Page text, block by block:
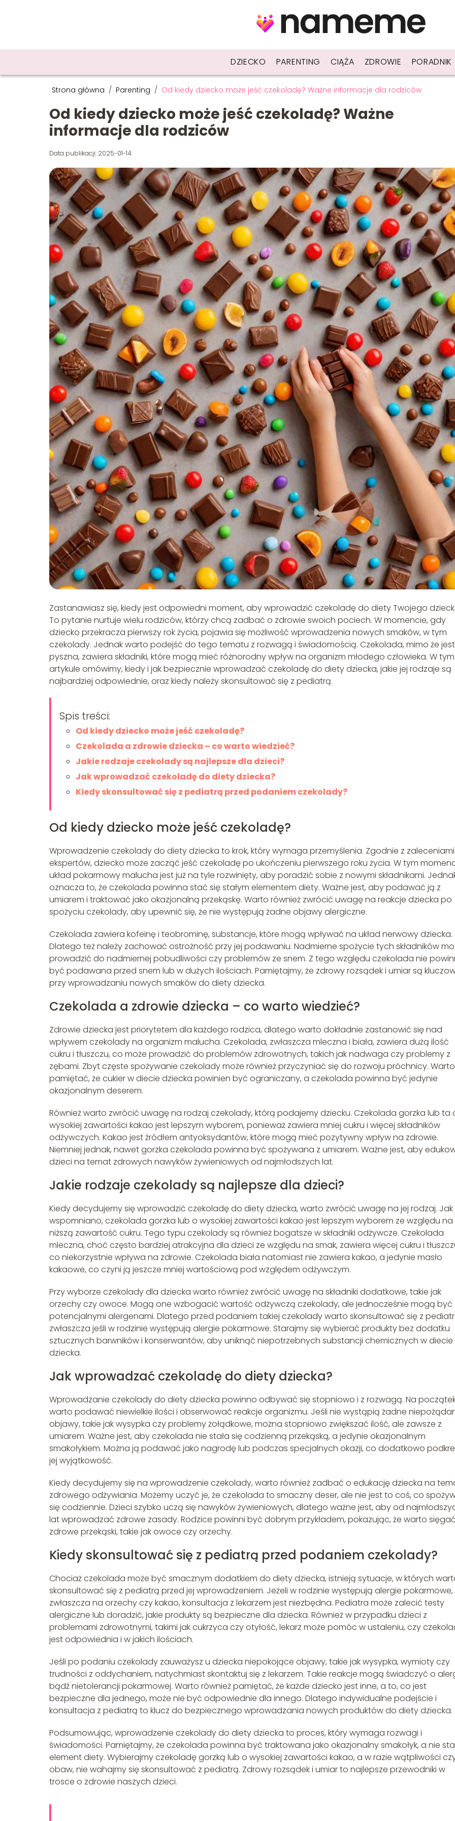
DZIECKO PARENTING CIĄŻA ZDROWIE PORADNIK
Strona główna / Parenting / Od kiedy dziecko może jeść czekoladę? Ważne informacje dla rodziców
Od kiedy dziecko może jeść czekoladę? Ważne
informacje dla rodziców
Data publikacji: 2025-01-14
Zastanawiasz się, kiedy jest odpowiedni moment, aby wprowadzić czekoladę do diety Twojego
To pytanie nurtuje wielu rodziców, którzy chcą zadbać o zdrowie swoich pociech. W momencie, gdy
dziecko przekracza pierwszy rok życia, pojawia się możliwość wprowadzenia nowych smaków, w tym
czekolady. Jednak warto podejść do tego tematu z rozwagą i świadomością. Czekolada, mimo że jest
pyszna, zawiera składniki, które mogą mieć różnorodny wpływ na organizm młodego człowieka. W tym
artykule omówimy, kiedy i jak bezpiecznie wprowadzać czekoladę do diety dziecka, jakie jej rodzaje są
najbardziej odpowiednie, oraz kiedy należy skonsultować się z pediatrą.
Spis treści:
Od kiedy dziecko może jeść czekoladę?
Czekolada a zdrowie dziecka – co warto wiedzieć?
Jakie rodzaje czekolady są najlepsze dla dzieci?
Jak wprowadzać czekoladę do diety dziecka?
Kiedy skonsultować się z pediatrą przed podaniem czekolady?
Od kiedy dziecko może jeść czekoladę?
Wprowadzenie czekolady do diety dziecka to krok, który wymaga przemyślenia. Zgodnie z zaleceniami
ekspertów, dziecko może zacząć jeść czekoladę po ukończeniu pierwszego roku życia. W tym
układ pokarmowy malucha jest już na tyle rozwinięty, aby poradzić sobie z nowymi składnikami.
oznacza to, że czekolada powinna stać się stałym elementem diety. Ważne jest, aby podawać ją z
umiarem i traktować jako okazjonalną przekąskę. Warto również zwrócić uwagę na reakcje dziecka po
spożyciu czekolady, aby upewnić się, że nie występują żadne objawy alergiczne.
Czekolada zawiera kofeinę i teobrominę, substancje, które mogą wpływać na układ nerwowy dziecka.
Dlatego też należy zachować ostrożność przy jej podawaniu. Nadmierne spożycie tych składników
prowadzić do nadmiernej pobudliwości czy problemów ze snem. Z tego względu czekolada nie
być podawana przed snem lub w dużych ilościach. Pamiętajmy, że zdrowy rozsądek i umiar są
przy wprowadzaniu nowych smaków do diety dziecka.
Czekolada a zdrowie dziecka – co warto wiedzieć?
Zdrowie dziecka jest priorytetem dla każdego rodzica, dlatego warto dokładnie zastanowić się nad
wpływem czekolady na organizm malucha. Czekolada, zwłaszcza mleczna i biała, zawiera dużą ilość
cukru i tłuszczu, co może prowadzić do problemów zdrowotnych, takich jak nadwaga czy problemy z
zębami. Zbyt częste spożywanie czekolady może również przyczyniać się do rozwoju próchnicy. Warto
pamiętać, że cukier w diecie dziecka powinien być ograniczany, a czekolada powinna być jedynie
okazjonalnym deserem.
Również warto zwrócić uwagę na rodzaj czekolady, którą podajemy dziecku. Czekolada gorzka lub ta
wysokiej zawartości kakao jest lepszym wyborem, ponieważ zawiera mniej cukru i więcej składników
odżywczych. Kakao jest źródłem antyoksydantów, które mogą mieć pozytywny wpływ na zdrowie.
Niemniej jednak, nawet gorzka czekolada powinna być spożywana z umiarem. Ważne jest, aby
dzieci na temat zdrowych nawyków żywieniowych od najmłodszych lat.
Jakie rodzaje czekolady są najlepsze dla dzieci?
Kiedy decydujemy się wprowadzić czekoladę do diety dziecka, warto zwrócić uwagę na jej rodzaj. Jak
wspomniano, czekolada gorzka lub o wysokiej zawartości kakao jest lepszym wyborem ze względu na
niższą zawartość cukru. Tego typu czekolady są również bogatsze w składniki odżywcze. Czekolada
mleczna, choć często bardziej atrakcyjna dla dzieci ze względu na smak, zawiera więcej cukru i
co niekorzystnie wpływa na zdrowie. Czekolada biała natomiast nie zawiera kakao, a jedynie masło
kakaowe, co czyni ją jeszcze mniej wartościową pod względem odżywczym.
Przy wyborze czekolady dla dziecka warto również zwrócić uwagę na składniki dodatkowe, takie jak
orzechy czy owoce. Mogą one wzbogacić wartość odżywczą czekolady, ale jednocześnie mogą być
potencjalnymi alergenami. Dlatego przed podaniem takiej czekolady warto skonsultować się z
zwłaszcza jeśli w rodzinie występują alergie pokarmowe. Starajmy się wybierać produkty bez dodatku
sztucznych barwników i konserwantów, aby uniknąć niepotrzebnych substancji chemicznych w diecie
dziecka.
Jak wprowadzać czekoladę do diety dziecka?
Wprowadzanie czekolady do diety dziecka powinno odbywać się stopniowo i z rozwagą. Na
warto podawać niewielkie ilości i obserwować reakcje organizmu. Jeśli nie wystąpią żadne
objawy, takie jak wysypka czy problemy żołądkowe, można stopniowo zwiększać ilość, ale zawsze z
umiarem. Ważne jest, aby czekolada nie stała się codzienną przekąską, a jedynie okazjonalnym
smakołykiem. Można ją podawać jako nagrodę lub podczas specjalnych okazji, co dodatkowo
jej wyjątkowość.
Kiedy decydujemy się na wprowadzenie czekolady, warto również zadbać o edukację dziecka na
zdrowego odżywiania. Możemy uczyć je, że czekolada to smaczny deser, ale nie jest to coś, co
się codziennie. Dzieci szybko uczą się nawyków żywieniowych, dlatego ważne jest, aby od
lat wprowadzać zdrowe zasady. Rodzice powinni być dobrym przykładem, pokazując, że warto
zdrowe przekąski, takie jak owoce czy orzechy.
Kiedy skonsultować się z pediatrą przed podaniem czekolady?
Chociaż czekolada może być smacznym dodatkiem do diety dziecka, istnieją sytuacje, w których
skonsultować się z pediatrą przed jej wprowadzeniem. Jeżeli w rodzinie występują alergie pokarmowe,
zwłaszcza na orzechy czy kakao, konsultacja z lekarzem jest niezbędna. Pediatra może zalecić testy
alergiczne lub doradzić, jakie produkty są bezpieczne dla dziecka. Również w przypadku dzieci z
problemami zdrowotnymi, takimi jak cukrzyca czy otyłość, lekarz może pomóc w ustaleniu, czy
jest odpowiednia i w jakich ilościach.
Jeśli po podaniu czekolady zauważysz u dziecka niepokojące objawy, takie jak wysypka, wymioty czy
trudności z oddychaniem, natychmiast skontaktuj się z lekarzem. Takie reakcje mogą świadczyć o
bądź nietolerancji pokarmowej. Warto również pamiętać, że każde dziecko jest inne, a to, co jest
bezpieczne dla jednego, może nie być odpowiednie dla innego. Dlatego indywidualne podejście i
konsultacja z pediatrą to klucz do bezpiecznego wprowadzania nowych produktów do diety dziecka.
Podsumowując, wprowadzenie czekolady do diety dziecka to proces, który wymaga rozwagi i
świadomości. Pamiętajmy, że czekolada powinna być traktowana jako okazjonalny smakołyk, a nie
element diety. Wybierajmy czekoladę gorzką lub o wysokiej zawartości kakao, a w razie wątpliwości
obaw, nie wahajmy się skonsultować z pediatrą. Zdrowy rozsądek i umiar to najlepsze przewodniki w
trosce o zdrowie naszych dzieci.